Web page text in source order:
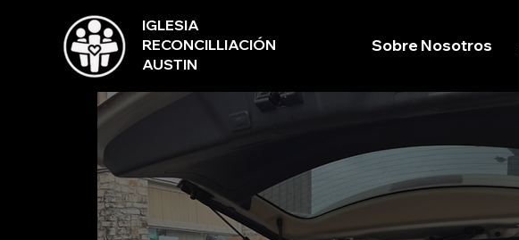
IGLESIA
RECONCILLIACIÓN
AUSTIN
Sobre Nosotros